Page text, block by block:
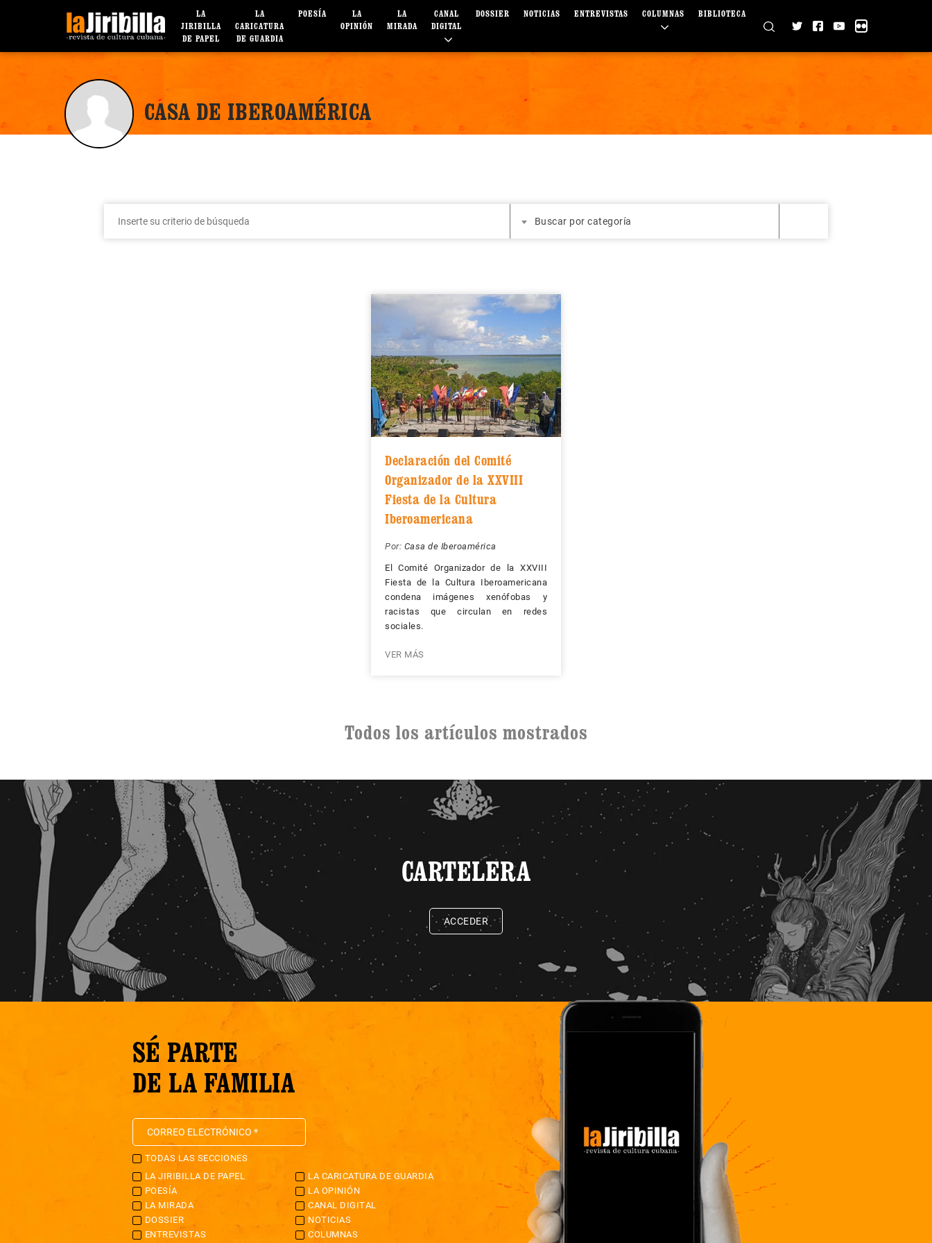
LA
JIRIBILLA
DE PAPEL
LA
CARICATURA
DE GUARDIA
POESÍA
LA
OPINIÓN
LA
MIRADA
CANAL
DIGITAL
DOSSIER NOTICIAS ENTREVISTAS COLUMNAS BIBLIOTECA
CASA DE IBEROAMÉRICA
Buscar por categoría
Declaración del Comité
Organizador de la XXVIII
Fiesta de la Cultura
Iberoamericana
Por: Casa de Iberoamérica
El Comité Organizador de la XXVIII
Fiesta de la Cultura Iberoamericana
condena imágenes xenófobas y
racistas que circulan en redes
sociales.
VER MÁS
Todos los artículos mostrados
CARTELERA
ACCEDER
SÉ PARTE
DE LA FAMILIA
TODAS LAS SECCIONES
LA JIRIBILLA DE PAPEL
LA CARICATURA DE GUARDIA
POESÍA
LA OPINIÓN
LA MIRADA
CANAL DIGITAL
DOSSIER
NOTICIAS
ENTREVISTAS
COLUMNAS